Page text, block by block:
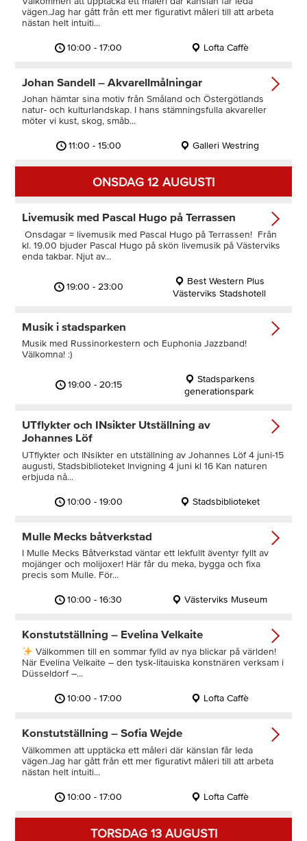
10:00 - 17:00 Lofta Caffè
vägen.Jag har gått från ett mer figurativt måleri till att arbeta
nästan helt intuiti...
11:00 - 15:00 Galleri Westring
Johan Sandell – Akvarellmålningar
Johan hämtar sina motiv från Småland och Östergötlands
natur- och kulturlandskap. I hans stämningsfulla akvareller
möter vi kust, skog, småb...
ONSDAG 12 AUGUSTI
19:00 - 23:00
Best Western Plus
Västerviks Stadshotell
Livemusik med Pascal Hugo på Terrassen
Onsdagar = livemusik med Pascal Hugo på Terrassen! Från
kl. 19.00 bjuder Pascal Hugo på skön livemusik på Västerviks
enda takbar. Njut av...
19:00 - 20:15
Stadsparkens
generationspark
Musik i stadsparken
Musik med Russinorkestern och Euphonia Jazzband!
Välkomna! :)
10:00 - 19:00 Stadsbiblioteket
UTflykter och INsikter Utställning av
Johannes Löf
UTflykter och INsikter en utställning av Johannes Löf 4 juni-15
augusti, Stadsbiblioteket Invigning 4 juni kl 16 Kan naturen
erbjuda nå...
10:00 - 16:30 Västerviks Museum
Mulle Mecks båtverkstad
I Mulle Mecks Båtverkstad väntar ett lekfullt äventyr fyllt av
mojänger och molijoxer! Här får du meka, bygga och fixa
precis som Mulle. För...
10:00 - 17:00 Lofta Caffè
Konstutställning – Evelina Velkaite
Välkommen till en sommar fylld av nya blickar på världen!
När Evelina Velkaite – den tysk‑litauiska konstnären verksam i
Düsseldorf –...
10:00 - 17:00 Lofta Caffè
Konstutställning – Sofia Wejde
Välkommen att upptäcka ett måleri där känslan får leda
vägen.Jag har gått från ett mer figurativt måleri till att arbeta
nästan helt intuiti...
TORSDAG 13 AUGUSTI